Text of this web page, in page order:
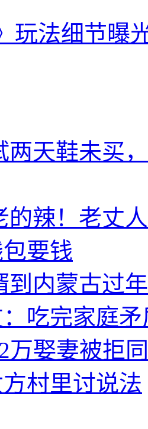
玩法细节
两天鞋未买
的辣！老丈
要钱
到内蒙古过
吃完家庭
万娶妻被拒
村里讨说法